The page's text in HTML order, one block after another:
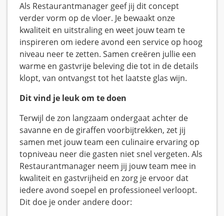
Als Restaurantmanager geef jij dit concept
verder vorm op de vloer. Je bewaakt onze
kwaliteit en uitstraling en weet jouw team te
inspireren om iedere avond een service op hoog
niveau neer te zetten. Samen creëren jullie een
warme en gastvrije beleving die tot in de details
klopt, van ontvangst tot het laatste glas wijn.
Dit vind je leuk om te doen
Terwijl de zon langzaam ondergaat achter de
savanne en de giraffen voorbijtrekken, zet jij
samen met jouw team een culinaire ervaring op
topniveau neer die gasten niet snel vergeten. Als
Restaurantmanager neem jij jouw team mee in
kwaliteit en gastvrijheid en zorg je ervoor dat
iedere avond soepel en professioneel verloopt.
Dit doe je onder andere door: